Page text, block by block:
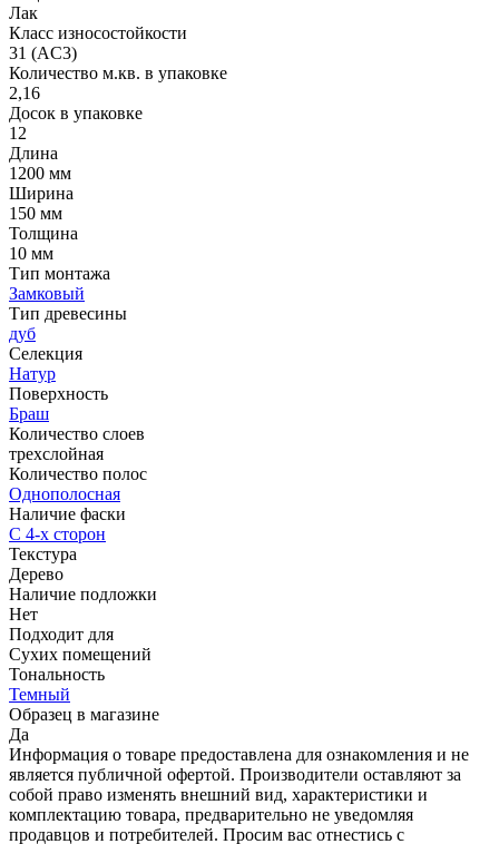
Лак
Класс износостойкости
31 (AC3)
Количество м.кв. в упаковке
2,16
Досок в упаковке
12
Длина
1200 мм
Ширина
150 мм
Толщина
10 мм
Тип монтажа
Замковый
Тип древесины
дуб
Селекция
Натур
Поверхность
Браш
Количество слоев
трехслойная
Количество полос
Однополосная
Наличие фаски
С 4-х сторон
Текстура
Дерево
Наличие подложки
Нет
Подходит для
Сухих помещений
Тональность
Темный
Образец в магазине
Да
Информация о товаре предоставлена для ознакомления и не
является публичной офертой. Производители оставляют за
собой право изменять внешний вид, характеристики и
комплектацию товара, предварительно не уведомляя
продавцов и потребителей. Просим вас отнестись с